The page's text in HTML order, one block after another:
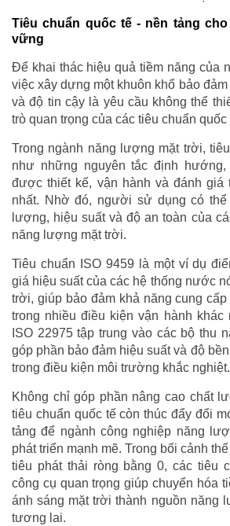
Tiêu chuẩn quốc tế - nền tảng
vững
Để khai thác hiệu quả tiềm năng của
việc xây dựng một khuôn khổ bảo
và độ tin cậy là yêu cầu không thể
trò quan trọng của các tiêu chuẩn quốc
Trong ngành năng lượng mặt trời,
như những nguyên tắc định
được thiết kế, vận hành và đánh giá
nhất. Nhờ đó, người sử dụng có
lượng, hiệu suất và độ an toàn của
năng lượng mặt trời.
Tiêu chuẩn ISO 9459 là một ví dụ
giá hiệu suất của các hệ thống nước
trời, giúp bảo đảm khả năng cung
trong nhiều điều kiện vận hành khác
ISO 22975 tập trung vào các bộ thu
góp phần bảo đảm hiệu suất và độ
trong điều kiện môi trường khắc nghiệt.
Không chỉ góp phần nâng cao chất
tiêu chuẩn quốc tế còn thúc đẩy đổi
tảng để ngành công nghiệp năng
phát triển mạnh mẽ. Trong bối cảnh
tiêu phát thải ròng bằng 0, các tiêu
công cụ quan trọng giúp chuyển hóa
ánh sáng mặt trời thành nguồn năng
tương lai.